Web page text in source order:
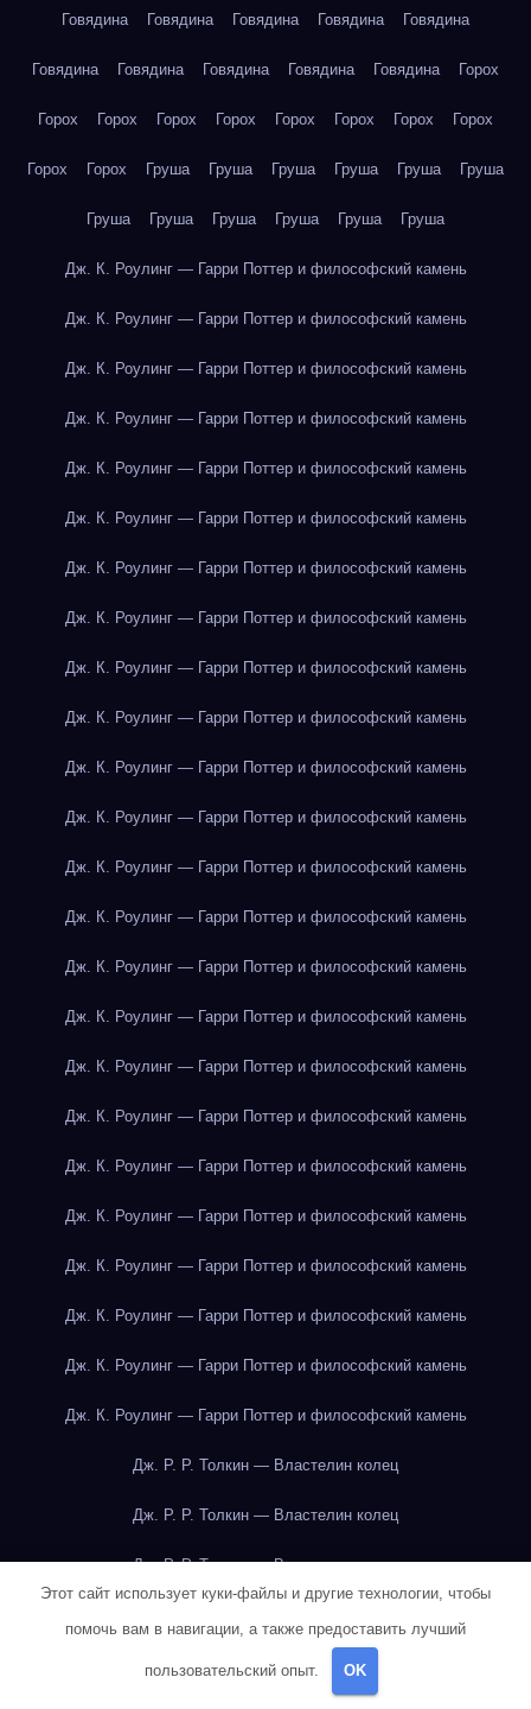
Говядина Говядина Говядина Говядина Говядина
Говядина Говядина Говядина Говядина Говядина Горох
Горох Горох Горох Горох Горох Горох Горох Горох
Горох Горох Груша Груша Груша Груша Груша Груша
Груша Груша Груша Груша Груша Груша
Дж. К. Роулинг — Гарри Поттер и философский камень
Дж. К. Роулинг — Гарри Поттер и философский камень
Дж. К. Роулинг — Гарри Поттер и философский камень
Дж. К. Роулинг — Гарри Поттер и философский камень
Дж. К. Роулинг — Гарри Поттер и философский камень
Дж. К. Роулинг — Гарри Поттер и философский камень
Дж. К. Роулинг — Гарри Поттер и философский камень
Дж. К. Роулинг — Гарри Поттер и философский камень
Дж. К. Роулинг — Гарри Поттер и философский камень
Дж. К. Роулинг — Гарри Поттер и философский камень
Дж. К. Роулинг — Гарри Поттер и философский камень
Дж. К. Роулинг — Гарри Поттер и философский камень
Дж. К. Роулинг — Гарри Поттер и философский камень
Дж. К. Роулинг — Гарри Поттер и философский камень
Дж. К. Роулинг — Гарри Поттер и философский камень
Дж. К. Роулинг — Гарри Поттер и философский камень
Дж. К. Роулинг — Гарри Поттер и философский камень
Дж. К. Роулинг — Гарри Поттер и философский камень
Дж. К. Роулинг — Гарри Поттер и философский камень
Дж. К. Роулинг — Гарри Поттер и философский камень
Дж. К. Роулинг — Гарри Поттер и философский камень
Дж. К. Роулинг — Гарри Поттер и философский камень
Дж. К. Роулинг — Гарри Поттер и философский камень
Дж. К. Роулинг — Гарри Поттер и философский камень
Дж. Р. Р. Толкин — Властелин колец
Дж. Р. Р. Толкин — Властелин колец
Дж. Р. Р. Толкин — Властелин колец
Дж. Р. Р. Толкин — Властелин колец
Этот сайт использует куки-файлы и другие технологии, чтобы
помочь вам в навигации, а также предоставить лучший
пользовательский опыт. OK